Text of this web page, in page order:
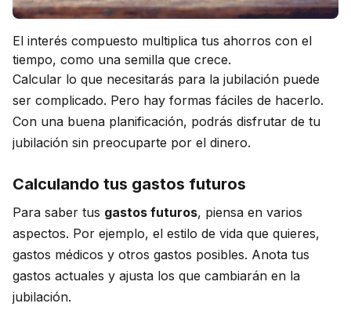
El interés compuesto multiplica tus ahorros con el
tiempo, como una semilla que crece.
Calcular lo que necesitarás para la jubilación puede
ser complicado. Pero hay formas fáciles de hacerlo.
Con una buena planificación, podrás disfrutar de tu
jubilación sin preocuparte por el dinero.
Calculando tus gastos futuros
Para saber tus gastos futuros, piensa en varios
aspectos. Por ejemplo, el estilo de vida que quieres,
gastos médicos y otros gastos posibles. Anota tus
gastos actuales y ajusta los que cambiarán en la
jubilación.